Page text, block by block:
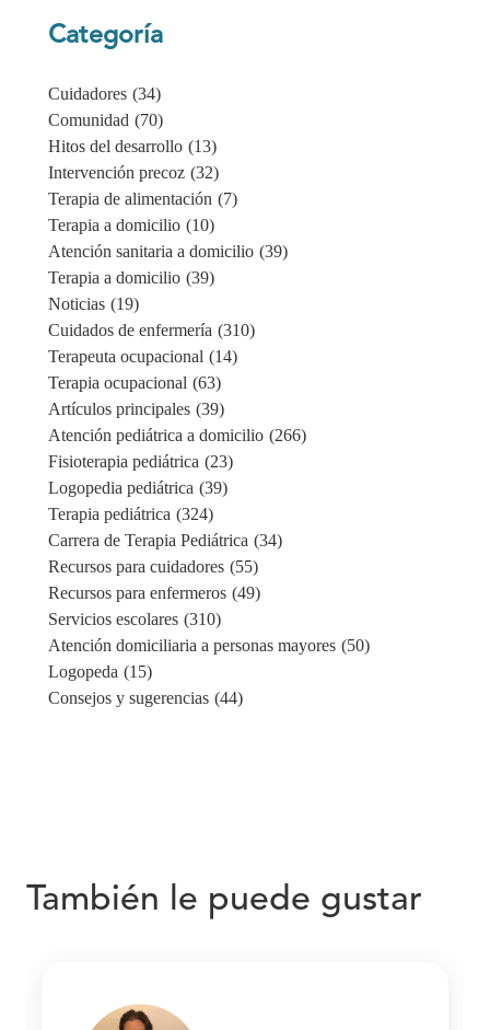
Categoría
Cuidadores (34)
Comunidad (70)
Hitos del desarrollo (13)
Intervención precoz (32)
Terapia de alimentación (7)
Terapia a domicilio (10)
Atención sanitaria a domicilio (39)
Terapia a domicilio (39)
Noticias (19)
Cuidados de enfermería (310)
Terapeuta ocupacional (14)
Terapia ocupacional (63)
Artículos principales (39)
Atención pediátrica a domicilio (266)
Fisioterapia pediátrica (23)
Logopedia pediátrica (39)
Terapia pediátrica (324)
Carrera de Terapia Pediátrica (34)
Recursos para cuidadores (55)
Recursos para enfermeros (49)
Servicios escolares (310)
Atención domiciliaria a personas mayores (50)
Logopeda (15)
Consejos y sugerencias (44)
También le puede gustar